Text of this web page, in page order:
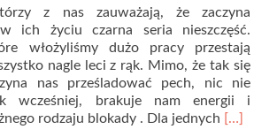
z nas zauważają, że zaczyna
ich życiu czarna seria nieszczęść.
włożyliśmy dużo pracy przestają
nagle leci z rąk. Mimo, że tak się
nas prześladować pech, nic nie
wcześniej, brakuje nam energii i
rodzaju blokady . Dla jednych Read
[…]